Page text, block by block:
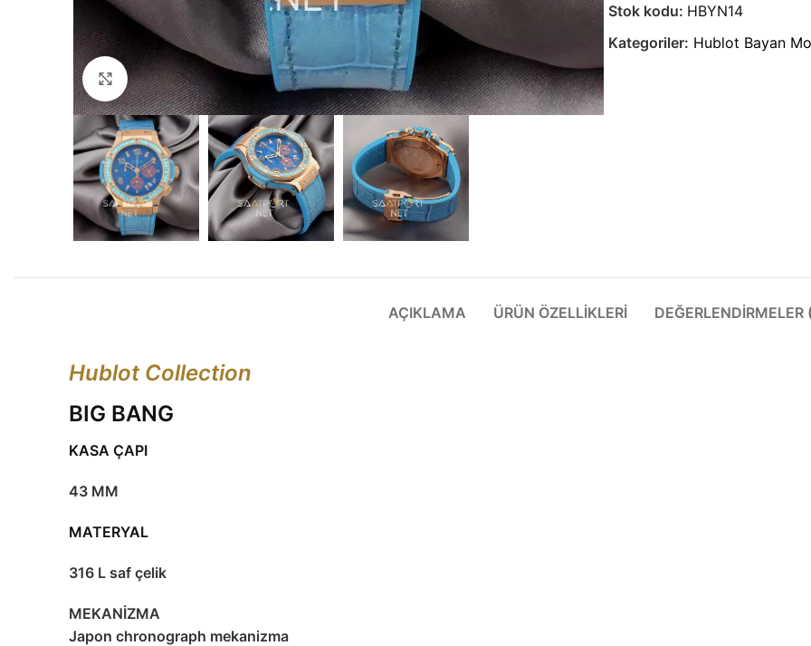
Büyütmek için tıklayın
Stok kodu: HBYN14
Kategoriler: Hublot Bayan
AÇIKLAMA ÜRÜN ÖZELLIKLERI DEĞERLENDIRMELER
Hublot Collection
BIG BANG
KASA ÇAPI
43 MM
MATERYAL
316 L saf çelik
MEKANİZMA
Japon chronograph mekanizma